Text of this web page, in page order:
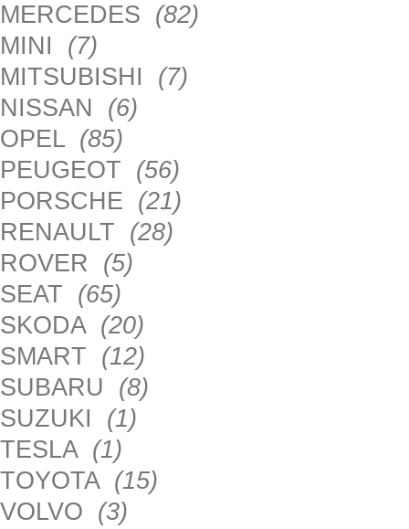
MERCEDES (82)
MINI (7)
MITSUBISHI (7)
NISSAN (6)
OPEL (85)
PEUGEOT (56)
PORSCHE (21)
RENAULT (28)
ROVER (5)
SEAT (65)
SKODA (20)
SMART (12)
SUBARU (8)
SUZUKI (1)
TESLA (1)
TOYOTA (15)
VOLVO (3)